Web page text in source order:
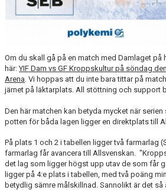
Om du skall gå på en match med Damlaget på
här:YIF Dam vs GF Kroppskultur på söndag
Arena . Vi hoppas att du inte bara tittar på
järnet på läktarplats. All stöttning och support
Den här matchen kan betyda mycket när
potten för båda lagen ligger en direktplats till
På plats 1 och 2 i tabellen ligger två farmarlag
farmarlag får avancera till Allsvenskan.
det lag som ligger högst upp utav de som får
ligger på 4:e plats i tabellen, med två poäng
betydlig sämre målskillnad. Sannolikt är det så